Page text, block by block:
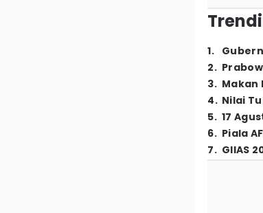
1.
2.
3. Makan
4. Nilai
5. 17
6. Piala
7. GIIAS